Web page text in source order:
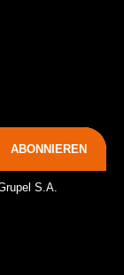
ABONNIEREN
S.A.